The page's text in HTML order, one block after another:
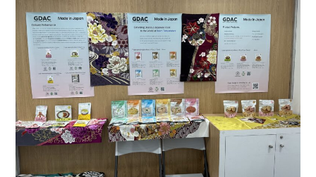
受賞歴
寄附実績
各種認証
製品紹介動画
その他の動画
2025年10月
2025年9月
2025年8月
2025年5月
2025年4月